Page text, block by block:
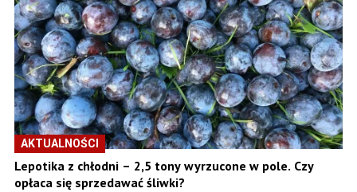
AKTUALNOŚCI
Lepotika z chłodni – 2,5 tony wyrzucone w pole. Czy
opłaca się sprzedawać śliwki?